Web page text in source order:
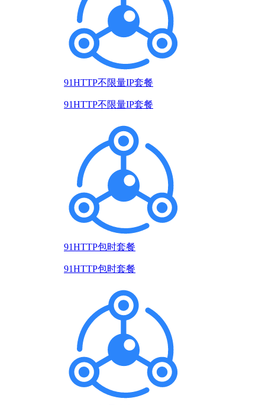
91HTTP不限量IP套餐
91HTTP不限量IP套餐
91HTTP包时套餐
91HTTP包时套餐